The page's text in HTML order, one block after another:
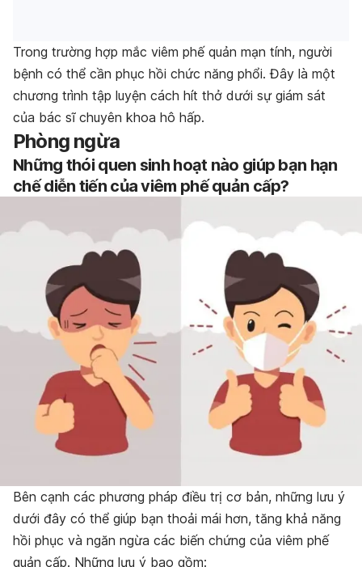
Trong trường hợp mắc viêm phế quản mạn tính, người
bệnh có thể cần phục hồi chức năng phổi. Đây là một
chương trình tập luyện cách hít thở dưới sự giám sát
của bác sĩ chuyên khoa hô hấp.
Phòng ngừa
Những thói quen sinh hoạt nào giúp bạn hạn
chế diễn tiến của viêm phế quản cấp?
Bên cạnh các phương pháp điều trị cơ bản, những lưu ý
dưới đây có thể giúp bạn thoải mái hơn, tăng khả năng
hồi phục và ngăn ngừa các biến chứng của viêm phế
quản cấp. Những lưu ý bao gồm: